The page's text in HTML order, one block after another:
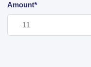
Amount*